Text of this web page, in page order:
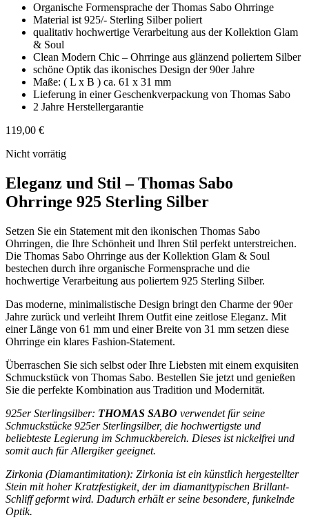
Organische Formensprache der Thomas Sabo Ohrringe
Material ist 925/- Sterling Silber poliert
qualitativ hochwertige Verarbeitung aus der Kollektion Glam
& Soul
Clean Modern Chic – Ohrringe aus glänzend poliertem Silber
schöne Optik das ikonisches Design der 90er Jahre
Maße: ( L x B ) ca. 61 x 31 mm
Lieferung in einer Geschenkverpackung von Thomas Sabo
2 Jahre Herstellergarantie
119,00 €
Nicht vorrätig
Eleganz und Stil – Thomas Sabo
Ohrringe 925 Sterling Silber
Setzen Sie ein Statement mit den ikonischen Thomas Sabo
Ohrringen, die Ihre Schönheit und Ihren Stil perfekt unterstreichen.
Die Thomas Sabo Ohrringe aus der Kollektion Glam & Soul
bestechen durch ihre organische Formensprache und die
hochwertige Verarbeitung aus poliertem 925 Sterling Silber.
Das moderne, minimalistische Design bringt den Charme der 90er
Jahre zurück und verleiht Ihrem Outfit eine zeitlose Eleganz. Mit
einer Länge von 61 mm und einer Breite von 31 mm setzen diese
Ohrringe ein klares Fashion-Statement.
Überraschen Sie sich selbst oder Ihre Liebsten mit einem exquisiten
Schmuckstück von Thomas Sabo. Bestellen Sie jetzt und genießen
Sie die perfekte Kombination aus Tradition und Modernität.
925er Sterlingsilber: THOMAS SABO verwendet für seine
Schmuckstücke 925er Sterlingsilber, die hochwertigste und
beliebteste Legierung im Schmuckbereich. Dieses ist nickelfrei und
somit auch für Allergiker geeignet.
Zirkonia (Diamantimitation): Zirkonia ist ein künstlich hergestellter
Stein mit hoher Kratzfestigkeit, der im diamanttypischen Brillant-
Schliff geformt wird. Dadurch erhält er seine besondere, funkelnde
Optik.